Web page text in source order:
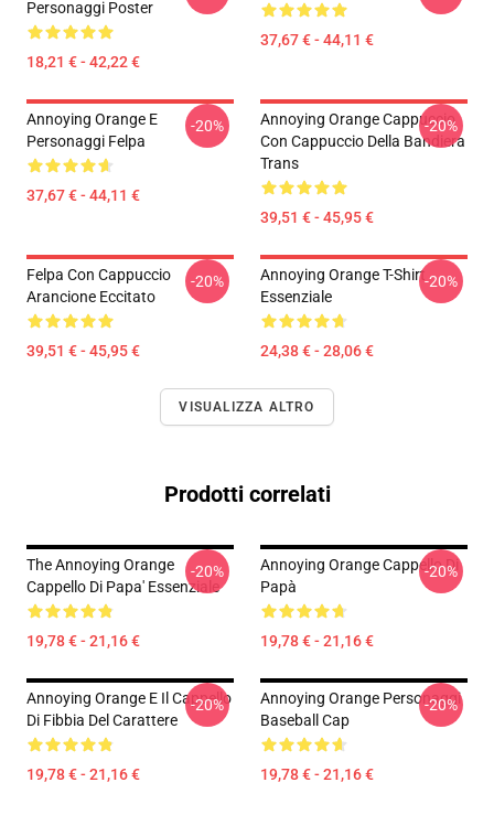
Personaggi Poster
18,21 € - 42,22 €
37,67 € - 44,11 €
Annoying Orange E
Personaggi Felpa
37,67 € - 44,11 €
-20%
Annoying Orange Cappuccio
Con Cappuccio Della Bandiera
Trans
39,51 € - 45,95 €
-20%
Felpa Con Cappuccio
Arancione Eccitato
39,51 € - 45,95 €
-20%
Annoying Orange T-Shirt
Essenziale
24,38 € - 28,06 €
-20%
VISUALIZZA ALTRO
Prodotti correlati
The Annoying Orange
Cappello Di Papa' Essenziale
19,78 € - 21,16 €
-20%
Annoying Orange Cappello Di
Papà
19,78 € - 21,16 €
-20%
Annoying Orange E Il Cappello
Di Fibbia Del Carattere
19,78 € - 21,16 €
-20%
Annoying Orange Personaggi
Baseball Cap
19,78 € - 21,16 €
-20%